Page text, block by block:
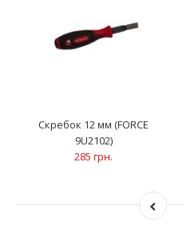
Скребок 12 мм (FORCE
9U2102)
285 грн.